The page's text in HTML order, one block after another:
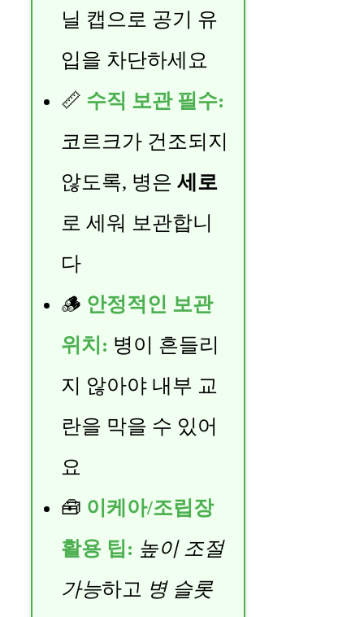
닐 캡으로 공기 유
입을 차단하세요
📏 수직 보관 필수:
코르크가 건조되지
않도록, 병은 세로
로 세워 보관합니
다
🪵 안정적인 보관
위치: 병이 흔들리
지 않아야 내부 교
란을 막을 수 있어
요
🧰 이케아/조립장
활용 팁: 높이 조절
가능하고 병 슬롯